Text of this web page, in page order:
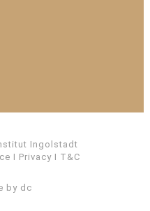
Ingolstadt
I Privacy I T&C